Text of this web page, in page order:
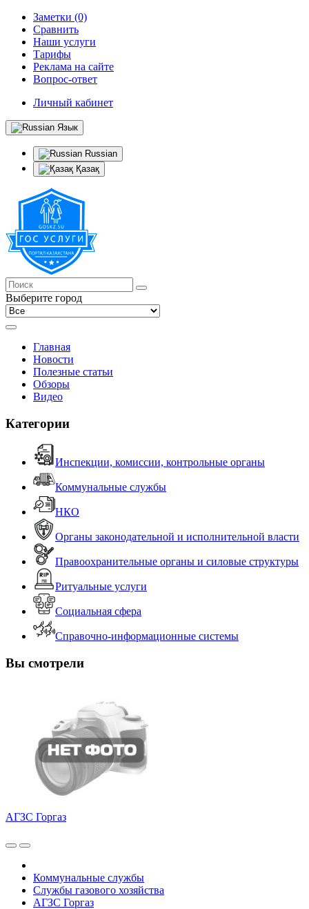
Заметки (0)
Сравнить
Наши услуги
Тарифы
Реклама на сайте
Вопрос-ответ
Личный кабинет
Язык
Russian
Қазақ
Выберите город
Главная
Новости
Полезные статьи
Обзоры
Видео
Категории
Инспекции, комиссии, контрольные органы
Коммунальные службы
НКО
Органы законодательной и исполнительной власти
Правоохранительные органы и силовые структуры
Ритуальные услуги
Социальная сфера
Справочно-информационные системы
Вы смотрели
АГЗС Горгаз
Коммунальные службы
Службы газового хозяйства
АГЗС Горгаз